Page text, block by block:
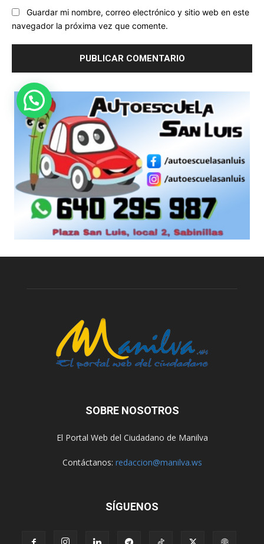
Guardar mi nombre, correo electrónico y sitio web en este
navegador la próxima vez que comente.
SOBRE NOSOTROS
El Portal Web del Ciudadano de Manilva
Contáctanos: redaccion@manilva.ws
SÍGUENOS